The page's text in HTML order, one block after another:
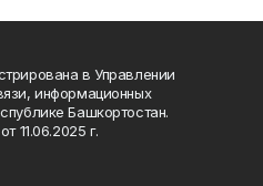
в Управлении
информационных
Башкортостан.
11.06.2025 г.